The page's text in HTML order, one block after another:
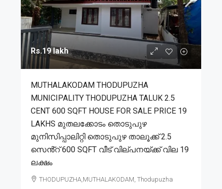
Rs.19 lakh
MUTHALAKODAM THODUPUZHA
MUNICIPALITY THODUPUZHA TALUK 2.5
CENT 600 SQFT HOUSE FOR SALE PRICE 19
LAKHS മുതലക്കോടം തൊടുപുഴ
മുനിസിപ്പാലിറ്റി തൊടുപുഴ താലൂക്ക് 2.5
സെൻ്റ് 600 SQFT വീട് വില്പനയ്ക്ക് വില 19
ലക്ഷം
THODUPUZHA,MUTHALAKODAM, Thodupuzha